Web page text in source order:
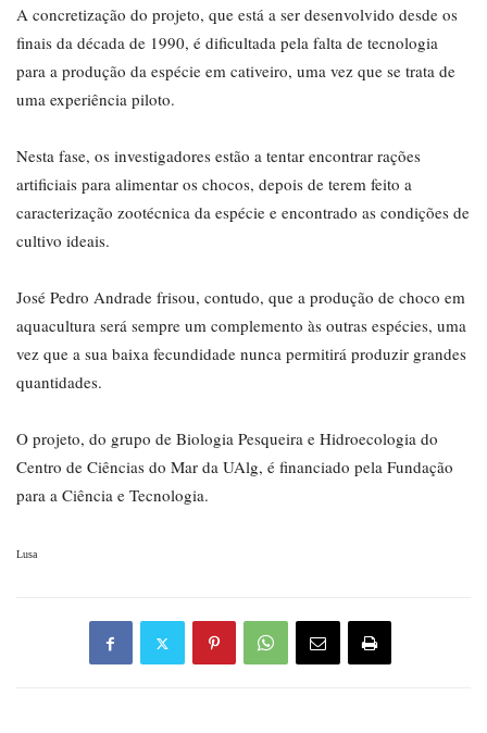
A concretização do projeto, que está a ser desenvolvido desde os
finais da década de 1990, é dificultada pela falta de tecnologia
para a produção da espécie em cativeiro, uma vez que se trata de
uma experiência piloto.
Nesta fase, os investigadores estão a tentar encontrar rações
artificiais para alimentar os chocos, depois de terem feito a
caracterização zootécnica da espécie e encontrado as condições de
cultivo ideais.
José Pedro Andrade frisou, contudo, que a produção de choco em
aquacultura será sempre um complemento às outras espécies, uma
vez que a sua baixa fecundidade nunca permitirá produzir grandes
quantidades.
O projeto, do grupo de Biologia Pesqueira e Hidroecologia do
Centro de Ciências do Mar da UAlg, é financiado pela Fundação
para a Ciência e Tecnologia.
Lusa